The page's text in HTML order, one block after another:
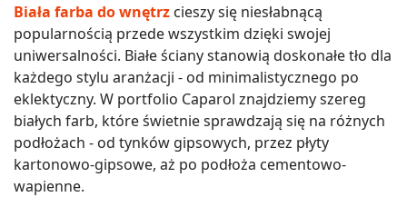
Biała farba do wnętrz cieszy się niesłabnącą
popularnością przede wszystkim dzięki swojej
uniwersalności. Białe ściany stanowią doskonałe tło dla
każdego stylu aranżacji - od minimalistycznego po
eklektyczny. W portfolio Caparol znajdziemy szereg
białych farb, które świetnie sprawdzają się na różnych
podłożach - od tynków gipsowych, przez płyty
kartonowo-gipsowe, aż po podłoża cementowo-
wapienne.